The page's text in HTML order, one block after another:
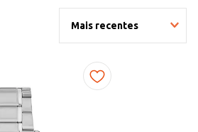
Mais recentes